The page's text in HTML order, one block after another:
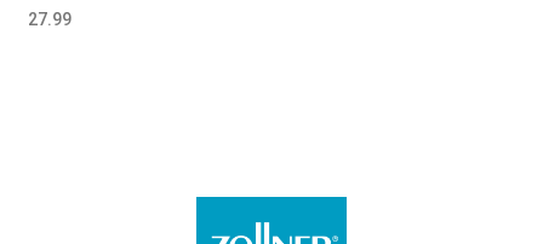
60x80 cm gelb-
27.99